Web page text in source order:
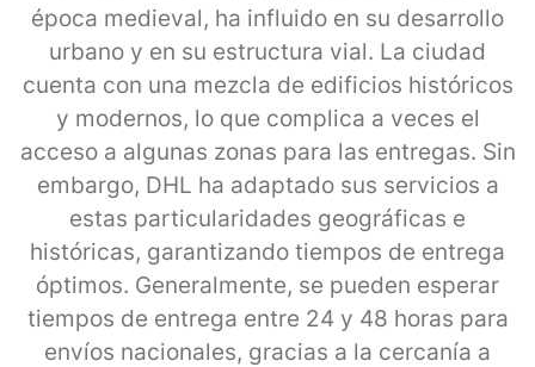
época medieval, ha influido en su desarrollo
urbano y en su estructura vial. La ciudad
cuenta con una mezcla de edificios históricos
y modernos, lo que complica a veces el
acceso a algunas zonas para las entregas. Sin
embargo, DHL ha adaptado sus servicios a
estas particularidades geográficas e
históricas, garantizando tiempos de entrega
óptimos. Generalmente, se pueden esperar
tiempos de entrega entre 24 y 48 horas para
envíos nacionales, gracias a la cercanía a